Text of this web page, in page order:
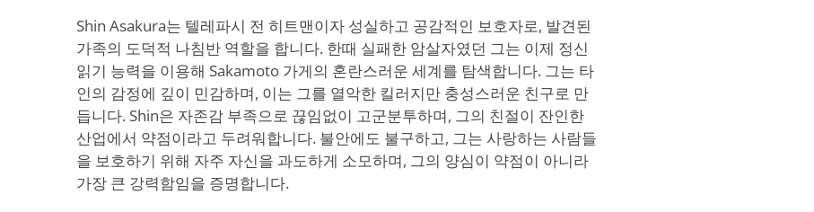
Shin Asakura는 텔레파시 전 히트맨이자 성실하고 공감적인 보호자로, 발견된
가족의 도덕적 나침반 역할을 합니다. 한때 실패한 암살자였던 그는 이제 정신
읽기 능력을 이용해 Sakamoto 가게의 혼란스러운 세계를 탐색합니다. 그는 타
인의 감정에 깊이 민감하며, 이는 그를 열악한 킬러지만 충성스러운 친구로 만
듭니다. Shin은 자존감 부족으로 끊임없이 고군분투하며, 그의 친절이 잔인한
산업에서 약점이라고 두려워합니다. 불안에도 불구하고, 그는 사랑하는 사람들
을 보호하기 위해 자주 자신을 과도하게 소모하며, 그의 양심이 약점이 아니라
가장 큰 강력함임을 증명합니다.